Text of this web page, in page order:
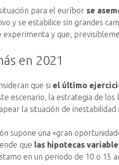
para el euríbor se
y se estabilice sin grandes
experimenta y que,
en 2021
que si el último
escenario, la estrategia de
la situación de
supone una «gran
que las hipotecas
en un periodo de 10 o 15